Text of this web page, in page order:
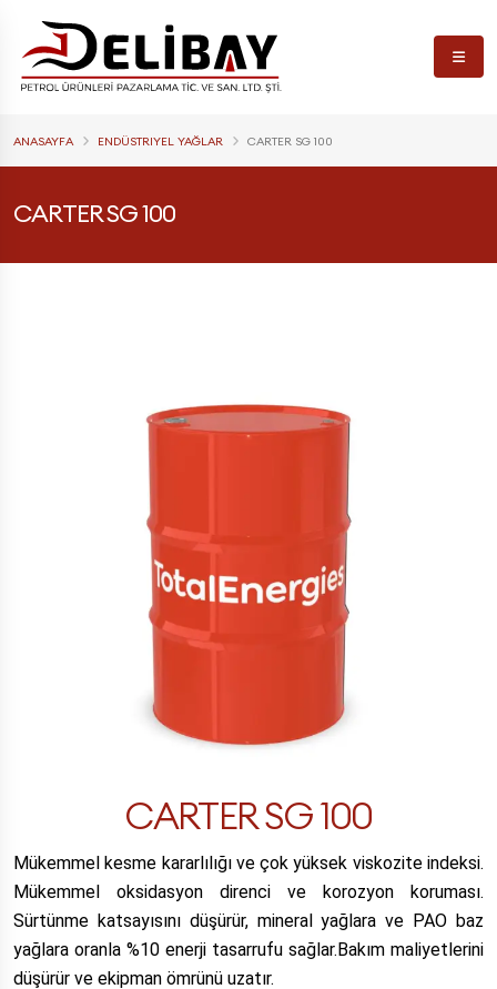
ANASAYFA ENDÜSTRIYEL YAĞLAR CARTER SG 100
CARTER SG 100
CARTER SG 100
Mükemmel kesme kararlılığı ve çok yüksek viskozite indeksi.
Mükemmel oksidasyon direnci ve korozyon koruması.
Sürtünme katsayısını düşürür, mineral yağlara ve PAO baz
yağlara oranla %10 enerji tasarrufu sağlar.Bakım maliyetlerini
düşürür ve ekipman ömrünü uzatır.